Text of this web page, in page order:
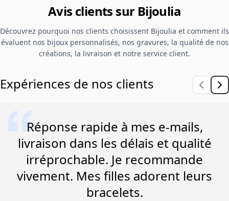
Avis clients sur Bijoulia
Découvrez pourquoi nos clients choisissent Bijoulia et comment ils
évaluent nos bijoux personnalisés, nos gravures, la qualité de nos
créations, la livraison et notre service client.
Expériences de nos clients
Réponse rapide à mes e-mails,
livraison dans les délais et qualité
irréprochable. Je recommande
vivement. Mes filles adorent leurs
bracelets.